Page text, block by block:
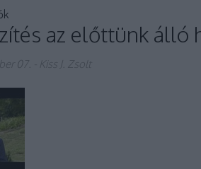
az előttünk álló
07. Kiss J. Zsolt